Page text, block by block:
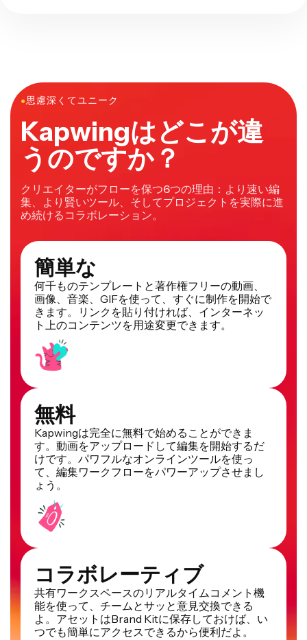
●思慮深くてユニーク
Kapwingはどこが違
うのですか？
クリエイターがフローを保つ6つの理由：より速い編
集、より賢いツール、そしてプロジェクトを実際に進
め続けるコラボレーション。
簡単な
何千ものテンプレートと著作権フリーの動画、
画像、音楽、GIFを使って、すぐに制作を開始で
きます。リンクを貼り付ければ、インターネッ
ト上のコンテンツを用途変更できます。
無料
Kapwingは完全に無料で始めることができま
す。動画をアップロードして編集を開始するだ
けです。パワフルなオンラインツールを使っ
て、編集ワークフローをパワーアップさせまし
ょう。
コラボレーティブ
共有ワークスペースのリアルタイムコメント機
能を使って、チームとサッと意見交換できる
よ。アセットはBrand Kitに保存しておけば、い
つでも簡単にアクセスできるから便利だよ。